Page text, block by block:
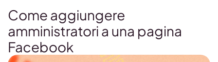
Come aggiungere
amministratori a una pagina
Facebook